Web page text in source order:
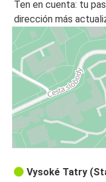
Ten en cuenta: tu
dirección más
Vysoké Tatry